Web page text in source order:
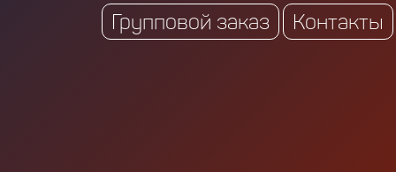
Групповой заказ
Контакты